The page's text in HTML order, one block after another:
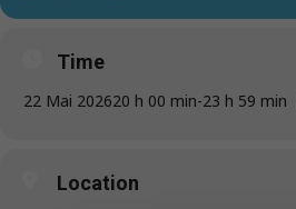
Time
22 Mai 202620 h 00 min-23 h 59 min
Location